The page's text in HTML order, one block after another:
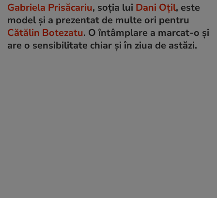
Gabriela Prisăcariu, soția lui Dani Oțil, este
model și a prezentat de multe ori pentru
Cătălin Botezatu. O întâmplare a marcat-o și
are o sensibilitate chiar și în ziua de astăzi.